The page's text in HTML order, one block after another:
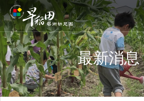
最新消息